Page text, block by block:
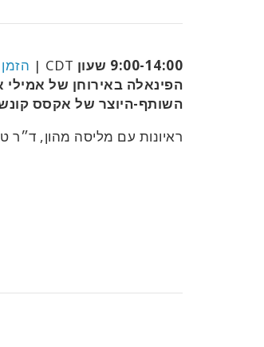
9:00-14:00 שעון CDT |
הפינאלה באירוחן של אמילי
השותף-היוצר של אקסס
ראיונות עם מליסה מהון, ד״ר